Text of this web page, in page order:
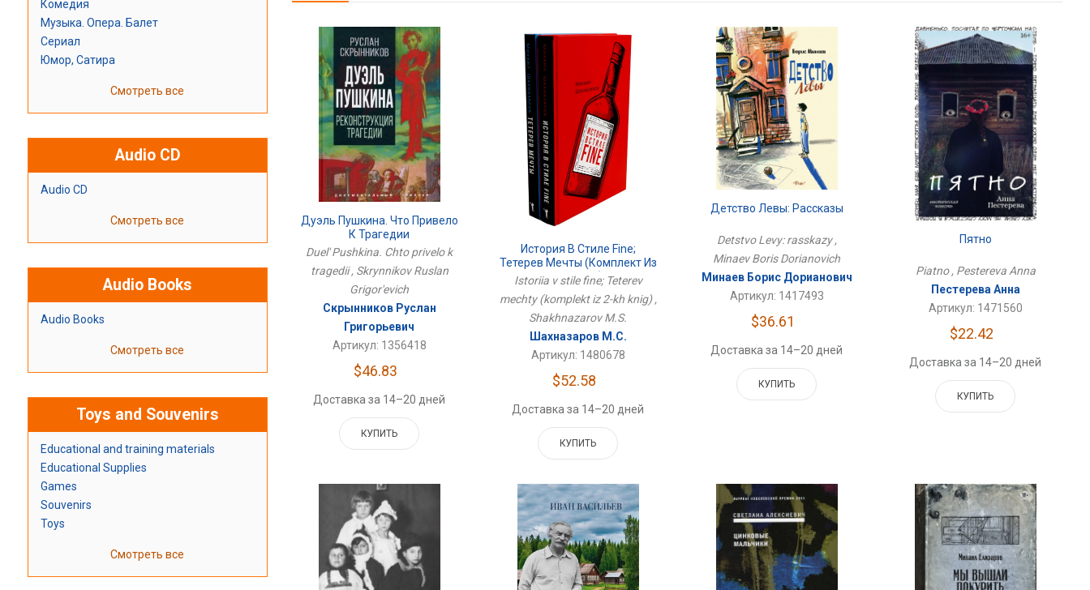
Комедия
Музыка. Опера. Балет
Сериал
Юмор, Сатира
Смотреть все
Audio CD
Audio CD
Смотреть все
Audio Books
Audio Books
Смотреть все
Toys and Souvenirs
Educational and training materials
Educational Supplies
Games
Souvenirs
Toys
Смотреть все
Дуэль Пушкина. Что Привело
К Трагедии
Duel' Pushkina. Chto privelo k
tragedii , Skrynnikov Ruslan
Grigor'evich
Скрынников Руслан
Григорьевич
Артикул: 1356418
$46.83
Доставка за 14–20 дней
КУПИТЬ
История В Стиле Fine;
Тетерев Мечты (комплект Из
2-Х Книг)
Istoriia v stile fine; Teterev
mechty (komplekt iz 2-kh knig) ,
Shakhnazarov M.S.
Шахназаров М.С.
Артикул: 1480678
$52.58
Доставка за 14–20 дней
КУПИТЬ
Детство Левы: Рассказы
Detstvo Levy: rasskazy ,
Minaev Boris Dorianovich
Минаев Борис Дорианович
Артикул: 1417493
$36.61
Доставка за 14–20 дней
КУПИТЬ
Пятно
Piatno , Pestereva Anna
Пестерева Анна
Артикул: 1471560
$22.42
Доставка за 14–20 дней
КУПИТЬ